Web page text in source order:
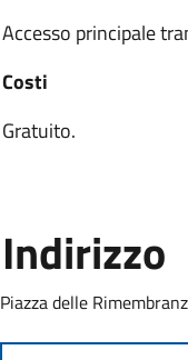
Accesso principale
Costi
Gratuito.
Indirizzo
Piazza delle